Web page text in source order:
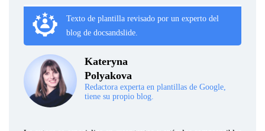
Texto de plantilla revisado por un experto del
blog de docsandslide.
Kateryna
Polyakova
Redactora experta en plantillas de Google,
tiene su propio blog.